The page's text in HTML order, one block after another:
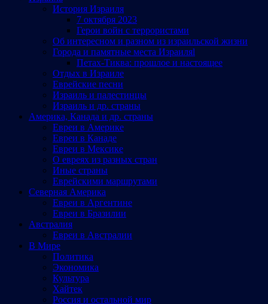
История Израиля
7 октября 2023
Герои войн с террористами
Об интересном и разном из израильской жизни
Города и памятные места Израиляl
Петах-Тиква: прошлое и настоящее
Отдых в Израиле
Еврейские песни
Израиль и палестинцы
Израиль и др. страны
Америка, Канада и др. страны
Евреи в Америке
Евреи в Канаде
Евреи в Мексике
О евреях из разных стран
Иные страны
Еврейскими маршрутами
Северная Америка
Евреи в Аргентине
Евреи в Бразилии
Австралия
Евреи в Австралии
В Мире
Политика
Экономика
Культура
Хайтек
Россия и остальной мир